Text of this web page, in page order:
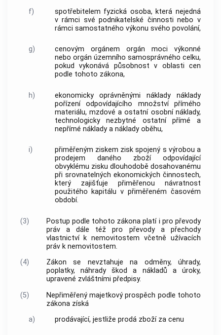
f) spotřebitelem fyzická osoba, která nejedná
v rámci své podnikatelské činnosti nebo v
rámci samostatného výkonu svého povolání,
g) cenovým orgánem orgán moci výkonné
nebo orgán územního samosprávného celku,
pokud vykonává působnost v oblasti cen
podle tohoto zákona,
h) ekonomicky oprávněnými náklady náklady
pořízení odpovídajícího množství přímého
materiálu, mzdové a ostatní osobní náklady,
technologicky nezbytné ostatní přímé a
nepřímé náklady a náklady oběhu,
i) přiměřeným ziskem zisk spojený s výrobou a
prodejem daného zbožíodpovídající
obvyklému zisku dlouhodobě dosahovanému
při srovnatelných ekonomických činnostech,
který zajišťuje přiměřenou návratnost
použitého kapitálu v přiměřeném časovém
období.
(3)
Postup podle tohoto zákona platí i pro převody
práv a dále též pro převody a přechody
vlastnictví knemovitostem včetně užívacích
práv k nemovitostem.
(4)
Zákon se nevztahuje na odměny, úhrady,
poplatky, náhrady škod a nákladů a úroky,
upravené zvláštními předpisy.
(5)
Nepřiměřený majetkový prospěch podle tohoto
zákona získá
a)
prodávající, jestliže prodá zbožíza cenu